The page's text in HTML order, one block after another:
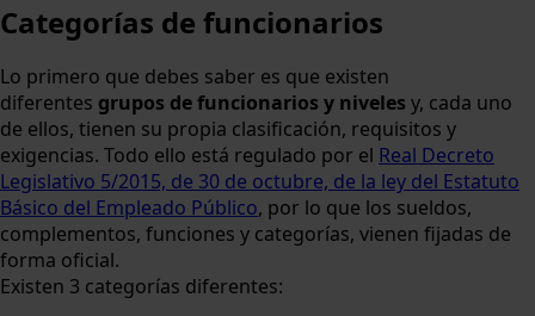
Categorías de funcionarios
Lo primero que debes saber es que existen
diferentes grupos de funcionarios y niveles y, cada uno
de ellos, tienen su propia clasificación, requisitos y
exigencias. Todo ello está regulado por el Real Decreto
Legislativo 5/2015, de 30 de octubre, de la ley del Estatuto
Básico del Empleado Público, por lo que los sueldos,
complementos, funciones y categorías, vienen fijadas de
forma oficial.
Existen 3 categorías diferentes: